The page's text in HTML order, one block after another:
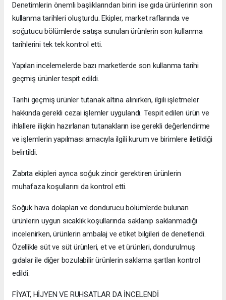
Denetimlerin önemli başlıklarından birini ise gıda ürünlerinin son
kullanma tarihleri oluşturdu. Ekipler, market raflarında ve
soğutucu bölümlerde satışa sunulan ürünlerin son kullanma
tarihlerini tek tek kontrol etti.
Yapılan incelemelerde bazı marketlerde son kullanma tarihi
geçmiş ürünler tespit edildi.
Tarihi geçmiş ürünler tutanak altına alınırken, ilgili işletmeler
hakkında gerekli cezai işlemler uygulandı. Tespit edilen ürün ve
ihlallere ilişkin hazırlanan tutanakların ise gerekli değerlendirme
ve işlemlerin yapılması amacıyla ilgili kurum ve birimlere iletildiği
belirtildi.
Zabıta ekipleri ayrıca soğuk zincir gerektiren ürünlerin
muhafaza koşullarını da kontrol etti.
Soğuk hava dolapları ve dondurucu bölümlerde bulunan
ürünlerin uygun sıcaklık koşullarında saklanıp saklanmadığı
incelenirken, ürünlerin ambalaj ve etiket bilgileri de denetlendi.
Özellikle süt ve süt ürünleri, et ve et ürünleri, dondurulmuş
gıdalar ile diğer bozulabilir ürünlerin saklama şartları kontrol
edildi.
FİYAT, HİJYEN VE RUHSATLAR DA İNCELENDİ